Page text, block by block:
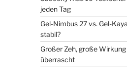
jeden Tag
Gel-Nimbus 27 vs. Gel-
stabil?
Großer Zeh, große
überrascht